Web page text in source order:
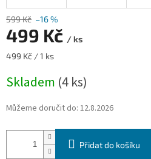
599 Kč –16 %
499 Kč / ks
Měrná
499 Kč / 1 ks
Skladem (4 ks)
Můžeme doručit do: 12.8.2026
Přidat do košíku